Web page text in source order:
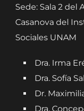
Sede: Sala 2 del
Casanova del
Sociales UNAM
Dra. Irma
Dra. Sofía
Dr.
Dra.